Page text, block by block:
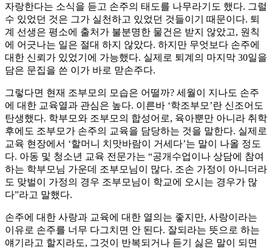
자랑한다는 소식을 듣고 손주의 태도를 나무라기도 했다. 그럴
수 있었던 것은 그가 실천하고 있었던 것들이기 때문이다. 퇴
계 선생은 평소에 출처가 불분명한 물건은 받지 않았고, 원칙
에 어긋나는 일은 절대 하지 않았다. 하지만 무엇보다 손주에
대한 신뢰가 있었기에 가능했다. 실제로 퇴계의 마지막 30일을
담은 문집을 쓴 이가 바로 맏손주다.
그렇다면 현재 조부모의 모습은 어떨까? 세월이 지나도 손주
에 대한 교육열과 관심은 높다. 이른바 ‘학조부모’란 신조어도
탄생했다. 학부모와 조부모의 합성어로, 육아뿐만 아니라 취학
후에도 조부모가 손주의 교육을 담당하는 것을 말한다. 실제로
교육 현장에서 ‘할머니 치맛바람이 거세다’는 말이 나올 정도
다. 아동 및 청소년 교육 전문가는 “공개수업이나 상담에 참여
하는 학부모님 가운데 조부모님이 많다. 조손 가정이 아니더라
도 맞벌이 가정의 경우 조부모님이 학교에 오시는 경우가 많
다”라고 말했다.
손주에 대한 사랑과 교육에 대한 열의는 좋지만, 사랑이라는
이유로 손주를 너무 다그치면 안 된다. 잘되라는 뜻으로 하는
얘기라고 할지라도, 그것이 반복되거나 듣기 싫은 말이 되면